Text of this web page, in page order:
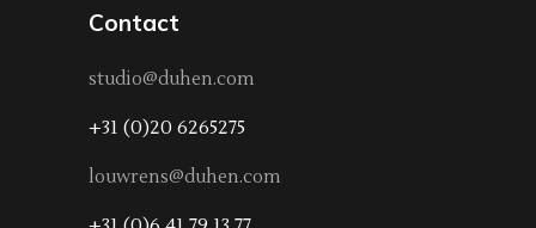
Contact
studio@duhen.com
+31 (0)20 6265275
louwrens@duhen.com